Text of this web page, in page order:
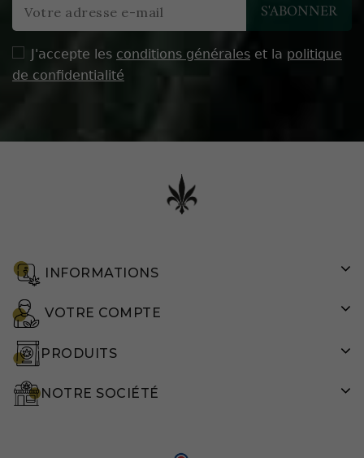
J'accepte les conditions générales et la politique
de confidentialité
INFORMATIONS
VOTRE COMPTE
PRODUITS
NOTRE SOCIÉTÉ